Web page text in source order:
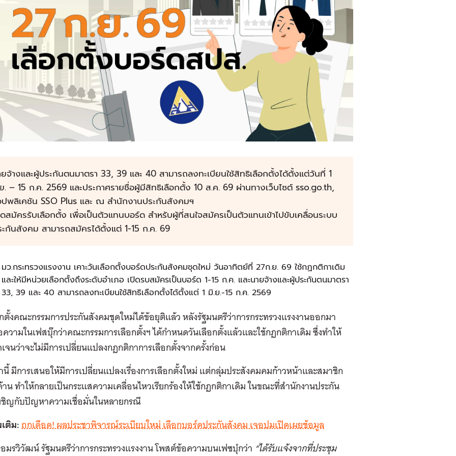
จ้างและผู้ประกันตนมาตรา 33, 39 และ 40 สามารถลงทะเบียนใช้สิทธิเลือกตั้งได้ตั้งแต่วันที่ 1
. – 15 ก.ค. 2569 และประกาศรายชื่อผู้มีสิทธิเลือกตั้ง 10 ส.ค. 69 ผ่านทางเว็บไซต์ sso.go.th,
พลิเคชัน SSO Plus และ ณ สำนักงานประกันสังคมฯ
สมัครรับเลือกตั้ง เพื่อเป็นตัวแทนบอร์ด สำหรับผู้ที่สนใจสมัครเป็นตัวแทนเข้าไปขับเคลื่อนระบบ
กันสังคม สามารถสมัครได้ตั้งแต่ 1-15 ก.ค. 69
มว.กระทรวงแรงงาน เคาะวันเลือกตั้งบอร์ดประกันสังคมชุดใหม่ วันอาทิตย์ที่ 27ก.ย. 69 ใช้กฏกติกาเดิม
และให้มีหน่วยเลือกตั้งถึงระดับอำเภอ เปิดรบสมัครเป็นบอร์ด 1-15 ก.ค. และนายจ้างและผู้ประกันตนมาตรา
33, 39 และ 40 สามารถลงทะเบียนใช้สิทธิเลือกตั้งได้ตั้งแต่ 1 มิ.ย.-15 ก.ค. 2569
ตั้งคณะกรรมการประกันสังคมชุดใหม่ได้ข้อยุติแล้ว หลังรัฐมนตรีว่าการกระทรวงแรงงานออกมา
วามในเฟสบุ๊กว่าคณะกรรมการเลือกตั้งฯ ได้กำหนดวันเลือกตั้งแล้วและใช้กฏกติกาเดิม ซึ่งทำให้
จนว่าจะไม่มีการเปลี่ยนแปลงกฏกติกาการเลือกตั้งจากครั้งก่อน
มีการเสนอให้มีการเปลี่ยนแปลงเรื่องการเลือกตั้งใหม่ แต่กลุ่มประสังคมคมก้าวหน้าและสมาชิก
น ทำให้กลายเป็นกระแสความเคลื่อนไหวเรียกร้องให้ใช้กฏกติกาเดิม ในขณะที่สำนักงานประกัน
ญกับปัญหาความเชื่อมั่นในหลายกรณี
ติม:ถกเดือด! ผลประชาพิจารณ์ระเบียบใหม่ เลือกบอร์ดประกันสังคม เจอปมเปิดเผยช้อมูล
มรวิวัฒน์ รัฐมนตรีว่าการกระทรวงแรงงาน โพสต์ข้อความบนเฟซบุํกว่า “ได้รับแจ้งจากที่ประชุม